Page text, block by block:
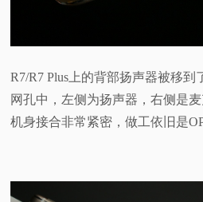
R7/R7 Plus上的背部扬声器被移
网孔中，左侧为扬声器，右侧是
机身接合非常紧密，做工依旧是